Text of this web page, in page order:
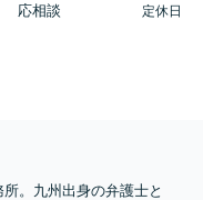
応相談
定休日
。九州出身の弁護士と